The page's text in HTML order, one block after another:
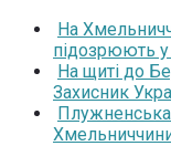
На
підозрюють у
На щиті до
Захисник